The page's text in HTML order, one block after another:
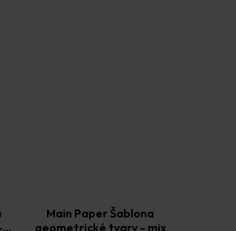
Main Paper Šablona
geometrické tvary - mix